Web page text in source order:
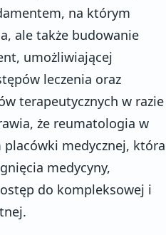
na którym
ale także budowanie
umożliwiającej
leczenia oraz
terapeutycznych w razie
że reumatologia w
placówki medycznej, która
medycyny,
do kompleksowej i